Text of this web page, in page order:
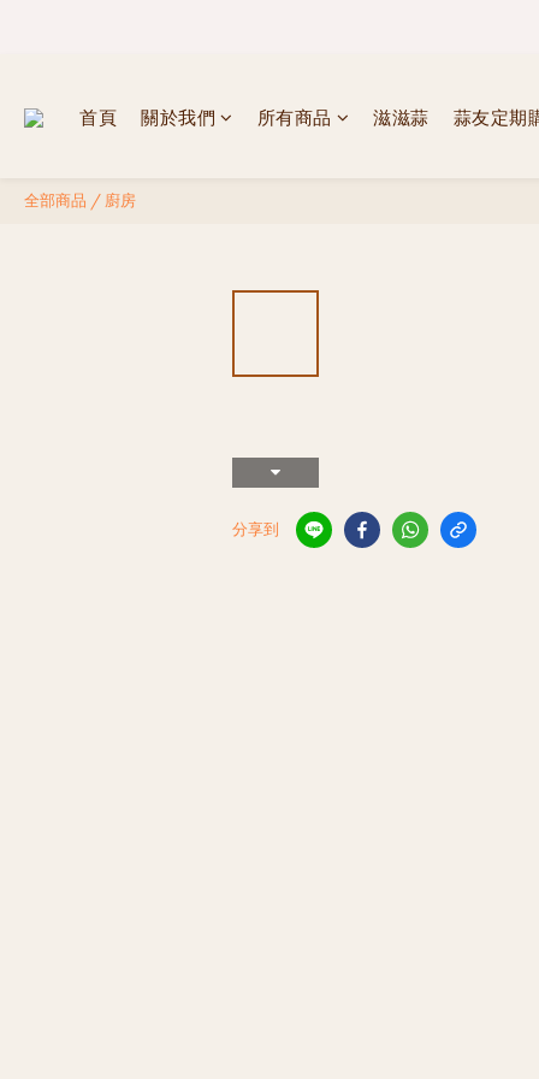
首頁 關於我們 所有商品 滋滋蒜 蒜友定期
全部商品 / 廚房
分享到